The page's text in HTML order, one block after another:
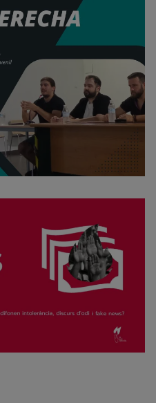
Política de cookies